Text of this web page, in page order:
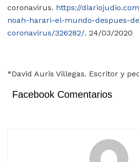
coronavirus. https://
noah-harari-el-mundo-despues-
coronavirus/326282/. 24/03/2020
*David Auris Villegas. Escritor y
Facebook Comentarios